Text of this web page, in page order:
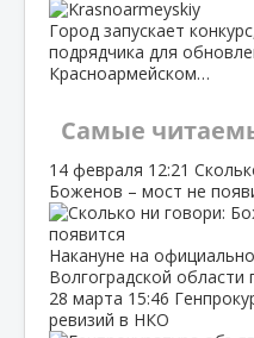
Город запускает
подрядчика для
Красноармейском…
Самые
14 февраля 12:21
Боженов – мост не
Накануне на
Волгоградской области
28 марта 15:46
ревизий в НКО